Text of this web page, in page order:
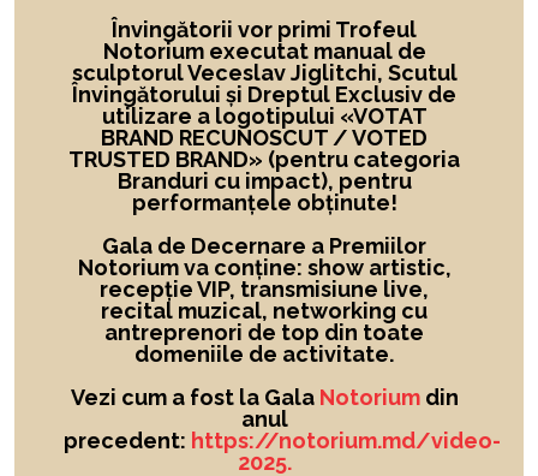
Învingătorii vor primi Trofeul
Notorium executat manual de
sculptorul Veceslav Jiglitchi, Scutul
Învingătorului și Dreptul Exclusiv de
utilizare a logotipului «VOTAT
BRAND RECUNOSCUT / VOTED
TRUSTED BRAND» (pentru categoria
Branduri cu impact), pentru
performanțele obținute!
Gala de Decernare a Premiilor
Notorium va conține: show artistic,
recepție VIP, transmisiune live,
recital muzical, networking cu
antreprenori de top din toate
domeniile de activitate.
Vezi cum a fost la Gala Notoriumdin
anul
precedent: https://notorium.md/video-
2025.